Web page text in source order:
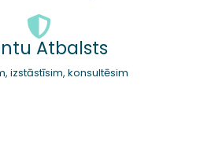
Atbalsts
izstāstīsim, konsultēsim